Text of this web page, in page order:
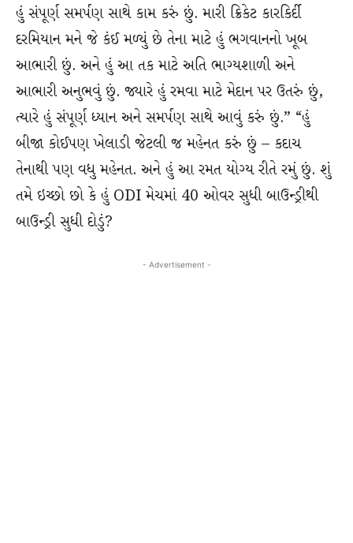
હું સંપૂર્ણ સમર્પણ સાથે કામ કરું છું. મારી ક્રિકેટ કારકિર્દી
દરમિયાન મને જે કંઈ મળ્યું છે તેના માટે હું ભગવાનનો ખૂબ
આભારી છું. અને હું આ તક માટે અતિ ભાગ્યશાળી અને
આભારી અનુભવું છું. જ્યારે હું રમવા માટે મેદાન પર ઉતરું છું,
ત્યારે હું સંપૂર્ણ ધ્યાન અને સમર્પણ સાથે આવું કરું છું.” “હું
બીજા કોઈપણ ખેલાડી જેટલી જ મહેનત કરું છું – કદાચ
તેનાથી પણ વધુ મહેનત. અને હું આ રમત યોગ્ય રીતે રમું છું. શું
તમે ઇચ્છો છો કે હું ODI મેચમાં 40 ઓવર સુધી બાઉન્ડ્રીથી
બાઉન્ડ્રી સુધી દોડું?
- Advertisement -